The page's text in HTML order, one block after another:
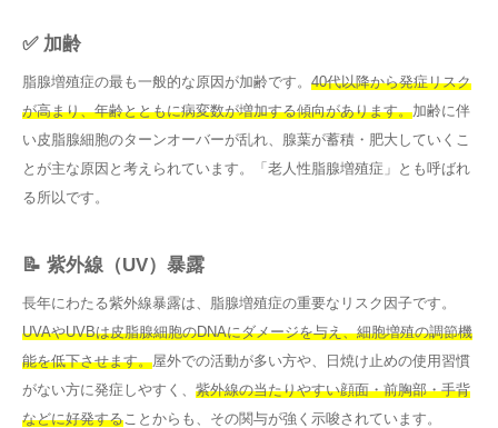
✅ 加齢
脂腺増殖症の最も一般的な原因が加齢です。 40代以降から発症リスク
が高まり、年齢とともに病変数が増加する傾向があります。加齢に伴
い皮脂腺細胞のターンオーバーが乱れ、腺葉が蓄積・肥大していくこ
とが主な原因と考えられています。「老人性脂腺増殖症」とも呼ばれ
る所以です。
📝 紫外線（UV）暴露
長年にわたる紫外線暴露は、脂腺増殖症の重要なリスク因子です。
UVAやUVBは皮脂腺細胞のDNAにダメージを与え、細胞増殖の調節機
能を低下させます。屋外での活動が多い方や、日焼け止めの使用習慣
がない方に発症しやすく、 紫外線の当たりやすい顔面・前胸部・手背
などに好発する ことからも、その関与が強く示唆されています。